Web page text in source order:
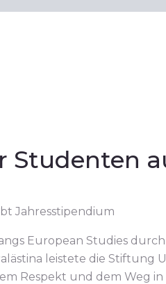
Jahresstipendium
European Studies
leistete die Stiftung
Respekt und dem Weg